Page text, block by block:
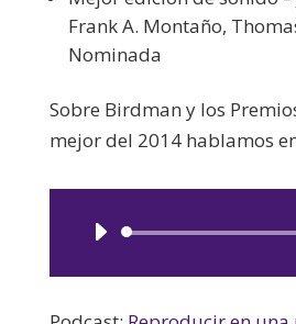
Frank A. Montaño,
Nominada
Sobre Birdman y los
mejor del 2014 hablamos